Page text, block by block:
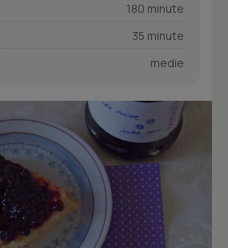
180 minute
35 minute
medie